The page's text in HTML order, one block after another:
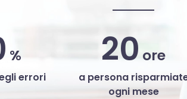
%
errori
20 ore
a persona
ogni mese